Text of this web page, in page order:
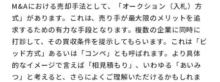
M&Aにおける売却手法として、「オークション（入札）方
式」があります。これは、売り手が最大限のメリットを追
求するための有力な手段となります。複数の企業に同時に
打診して、その買収条件を提示してもらいます。これは「ビ
ッド方式」あるいは「コンペ」とも呼ばれます。より具体
的なイメージで言えば「相見積もり」、いわゆる「あいみ
つ」と考えると、さらによくご理解いただけるかもしれま